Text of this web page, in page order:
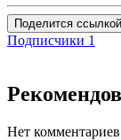
Поделится
Подписчики 1
Нет